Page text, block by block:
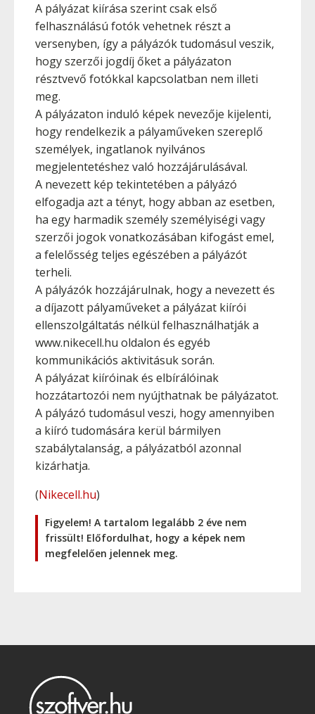
A pályázat kiírása szerint csak első
felhasználású fotók vehetnek részt a
versenyben, így a pályázók tudomásul veszik,
hogy szerzői jogdíj őket a pályázaton
résztvevő fotókkal kapcsolatban nem illeti
meg.
A pályázaton induló képek nevezője kijelenti,
hogy rendelkezik a pályaműveken szereplő
személyek, ingatlanok nyilvános
megjelentetéshez való hozzájárulásával.
A nevezett kép tekintetében a pályázó
elfogadja azt a tényt, hogy abban az esetben,
ha egy harmadik személy személyiségi vagy
szerzői jogok vonatkozásában kifogást emel,
a felelősség teljes egészében a pályázót
terheli.
A pályázók hozzájárulnak, hogy a nevezett és
a díjazott pályaműveket a pályázat kiírói
ellenszolgáltatás nélkül felhasználhatják a
www.nikecell.hu oldalon és egyéb
kommunikációs aktivitásuk során.
A pályázat kiíróinak és elbírálóinak
hozzátartozói nem nyújthatnak be pályázatot.
A pályázó tudomásul veszi, hogy amennyiben
a kiíró tudomására kerül bármilyen
szabálytalanság, a pályázatból azonnal
kizárhatja.
(Nikecell.hu)
Figyelem! A tartalom legalább 2 éve nem
frissült! Előfordulhat, hogy a képek nem
megfelelően jelennek meg.